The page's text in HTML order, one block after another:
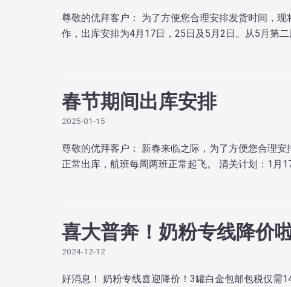
尊敬的优拜客户： 为了方便您合理安排发货时间，
作，出库安排为4月17日，25日及5月2日。从5月第
春节期间出库安排
2025-01-15
尊敬的优拜客户： 新春来临之际，为了方便您合理
正常出库，航班每周两班正常起飞。 清关计划：1月
喜大普奔！奶粉专线降价
2024-12-12
好消息！ 奶粉专线喜迎降价！3罐白金包邮包税仅需